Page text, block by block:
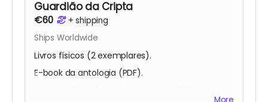
Guardião da Cripta
€60 +shipping
Ships Worldwide
Livros físicos (2 exemplares).
E-book da antologia (PDF).
More